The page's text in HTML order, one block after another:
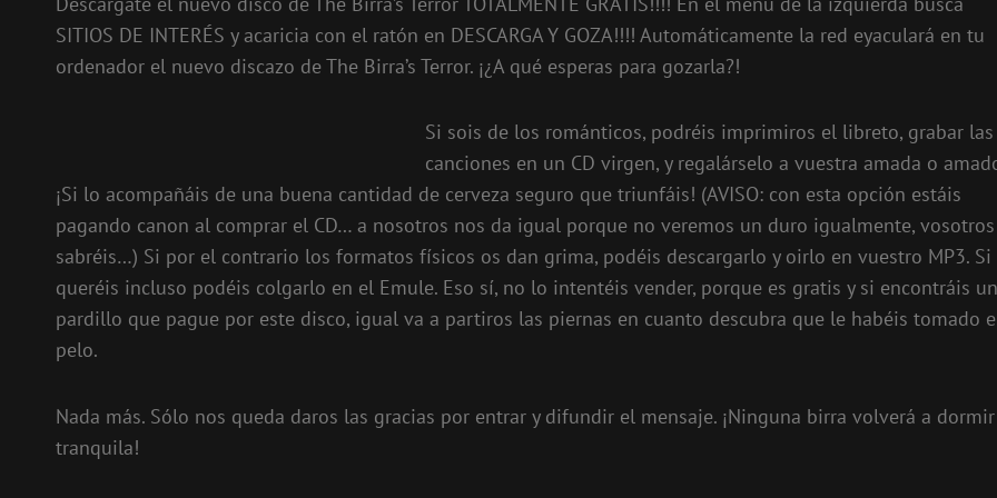
SITIOS DE INTERÉS y acaricia con el ratón en DESCARGA Y GOZA!!!! Automáticamente la red eyaculará en tu
ordenador el nuevo discazo de The Birra’s Terror. ¡¿A qué esperas para gozarla?!
Si sois de los románticos, podréis imprimiros el libreto, grabar las
canciones en un CD virgen, y regalárselo a vuestra amada o
¡Si lo acompañáis de una buena cantidad de cerveza seguro que triunfáis! (AVISO: con esta opción estáis
pagando canon al comprar el CD… a nosotros nos da igual porque no veremos un duro igualmente, vosotros
sabréis…) Si por el contrario los formatos físicos os dan grima, podéis descargarlo y oirlo en vuestro MP3. Si
queréis incluso podéis colgarlo en el Emule. Eso sí, no lo intentéis vender, porque es gratis y si encontráis un
pardillo que pague por este disco, igual va a partiros las piernas en cuanto descubra que le habéis tomado
pelo.
Nada más. Sólo nos queda daros las gracias por entrar y difundir el mensaje. ¡Ninguna birra volverá a dormir
tranquila!